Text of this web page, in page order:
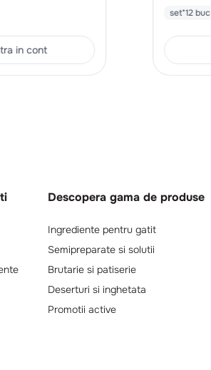
in cont
set*12 buc
Descopera gama de produse
Ingrediente pentru gatit
Semipreparate si solutii
Brutarie si patiserie
Deserturi si inghetata
Promotii active